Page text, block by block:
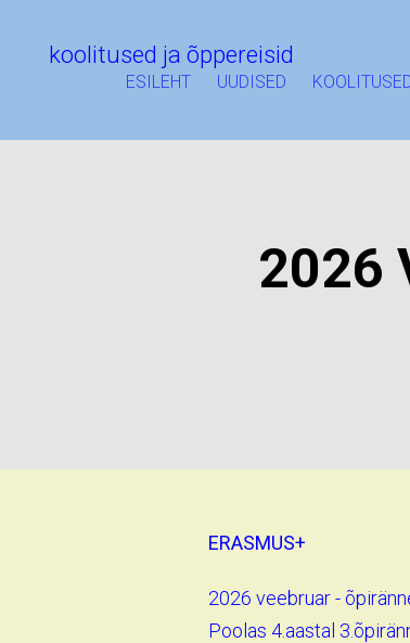
koolitused ja õppereisid
ESILEHT UUDISED
2026
ERASMUS+
2026 veebruar -
Poolas 4.aastal